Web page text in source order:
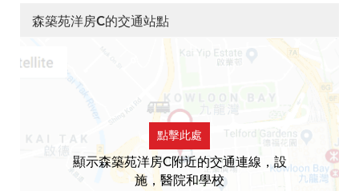
森築苑洋房C的交通站點
點擊此處
顯示森築苑洋房C附近的交通連線，設
施，醫院和學校